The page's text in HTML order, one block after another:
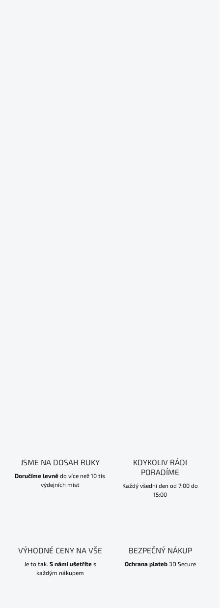
JSME NA DOSAH RUKY
Doručíme levně do více než 10 tis
výdejních míst
KDYKOLIV RÁDI
PORADÍME
Každý všední den od 7:00 do
15:00
VÝHODNÉ CENY NA VŠE
Je to tak. S námi ušetřítes
každým nákupem
BEZPEČNÝ NÁKUP
Ochrana plateb3D Secure